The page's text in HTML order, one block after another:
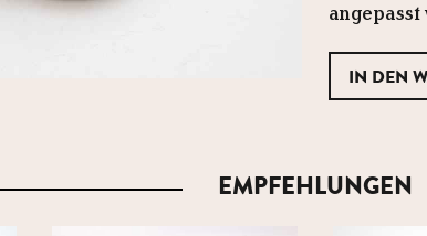
angepasst
EMPFEHLUNGEN